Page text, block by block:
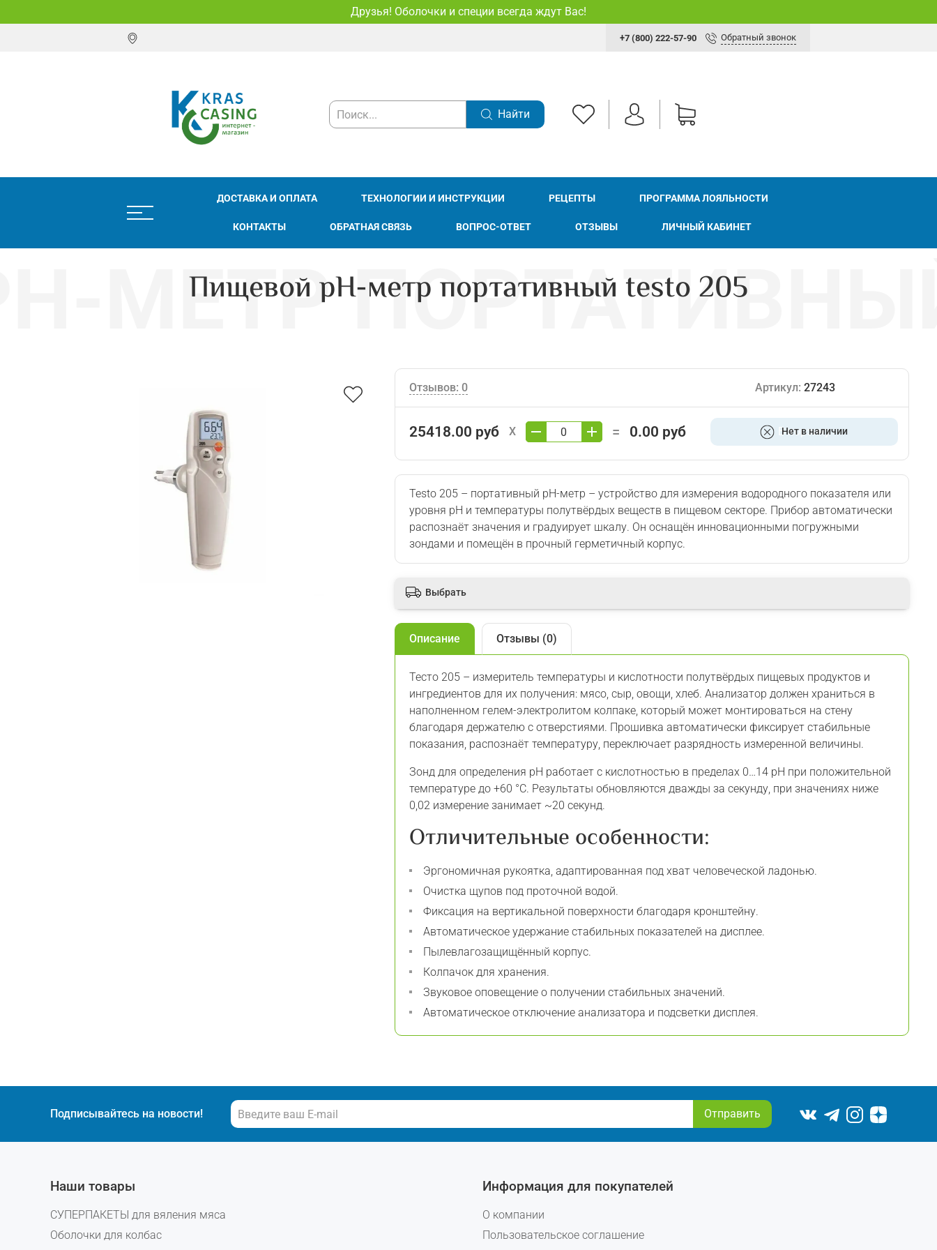
Друзья! Оболочки и специи всегда ждут Вас!
+7 (800) 222-57-90 Обратный звонок
Найти
ДОСТАВКА И ОПЛАТА ТЕХНОЛОГИИ И ИНСТРУКЦИИ РЕЦЕПТЫ ПРОГРАММА ЛОЯЛЬНОСТИ
КОНТАКТЫ ОБРАТНАЯ СВЯЗЬ ВОПРОС-ОТВЕТ ОТЗЫВЫ ЛИЧНЫЙ КАБИНЕТ
Пищевой pH-метр портативный testo 205
Отзывов: 0 Артикул: 27243
25418.00 руб X = 0.00 руб Нет в наличии
В корзину
Testo 205 – портативный pH-метр – устройство для измерения водородного показателя или
уровня pH и температуры полутвёрдых веществ в пищевом секторе. Прибор автоматически
распознаёт значения и градуирует шкалу. Он оснащён инновационными погружными
зондами и помещён в прочный герметичный корпус.
Выбрать
Описание Отзывы (0)
Тесто 205 – измеритель температуры и кислотности полутвёрдых пищевых продуктов и
ингредиентов для их получения: мясо, сыр, овощи, хлеб. Анализатор должен храниться в
наполненном гелем-электролитом колпаке, который может монтироваться на стену
благодаря держателю с отверстиями. Прошивка автоматически фиксирует стабильные
показания, распознаёт температуру, переключает разрядность измеренной величины.
Зонд для определения pH работает с кислотностью в пределах 0…14 pH при положительной
температуре до +60 °C. Результаты обновляются дважды за секунду, при значениях ниже
0,02 измерение занимает ~20 секунд.
Отличительные особенности:
Эргономичная рукоятка, адаптированная под хват человеческой ладонью.
Очистка щупов под проточной водой.
Фиксация на вертикальной поверхности благодаря кронштейну.
Автоматическое удержание стабильных показателей на дисплее.
Пылевлагозащищённый корпус.
Колпачок для хранения.
Звуковое оповещение о получении стабильных значений.
Автоматическое отключение анализатора и подсветки дисплея.
Подписывайтесь на новости! Отправить
Наши товары
СУПЕРПАКЕТЫ для вяления мяса
Оболочки для колбас
Информация для покупателей
О компании
Пользовательское соглашение